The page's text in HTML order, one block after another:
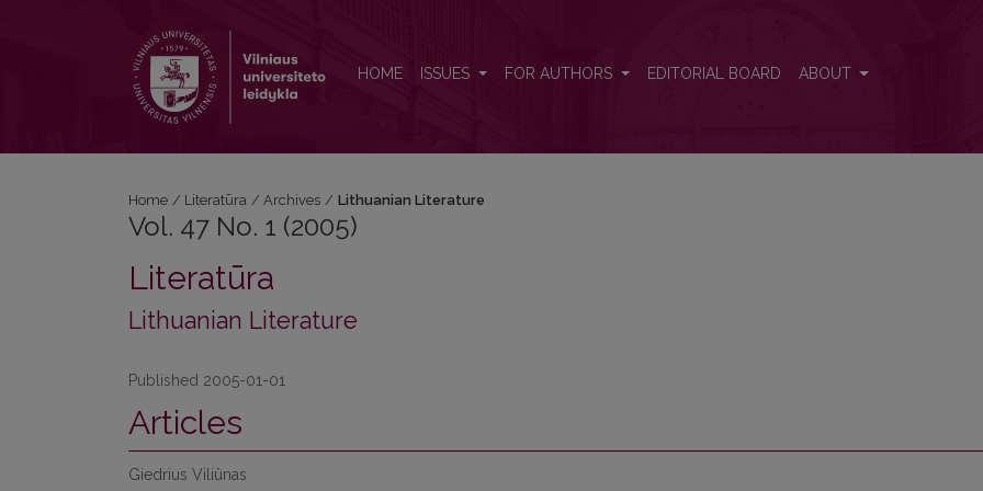
HOME ISSUES FOR AUTHORS EDITORIAL BOARD ABOUT
Home / Literatūra / Archives / Lithuanian Literature
Vol. 47 No. 1 (2005)
Literatūra
Lithuanian Literature
Published 2005-01-01
Articles
Giedrius Viliûnas